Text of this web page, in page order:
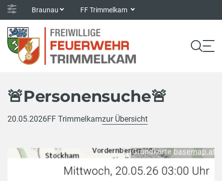
Braunau FF Trimmelkam
🚨Personensuche🚨
20.05.2026FF Trimmelkamzur Übersicht